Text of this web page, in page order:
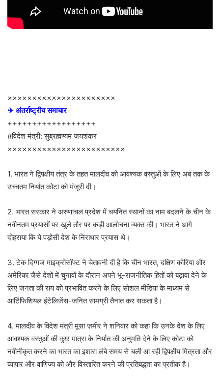
××××××××××××××××××××××
✈ अंतर्राष्ट्रीय समाचार
++++++++++++++++++
#विदेश मंत्री: सुब्रह्मण्यम जयशंकर
××××××××××××××××××××××××
1. भारत ने द्विपक्षीय तंत्र के तहत मालदीव को आवश्यक वस्तुओं के लिए अब तक के
उच्चतम निर्यात कोटा को मंजूरी दी।
2. भारत सरकार ने अरुणाचल प्रदेश में चयनित स्थानों का नाम बदलने के चीन के
नवीनतम प्रयासों पर खुले तौर पर कड़ी आलोचना व्यक्त की। भारत ने आगे
दोहराया कि ये पड़ोसी देश के निराधार प्रयास थे।
3. टेक दिग्गज माइक्रोसॉफ्ट ने चेतावनी दी है कि चीन भारत, दक्षिण कोरिया और
अमेरिका जैसे देशों में चुनावों के दौरान अपने भू-राजनीतिक हितों को बढ़ावा देने के
लिए जनता की राय को प्रभावित करने के लिए सोशल मीडिया के माध्यम से
आर्टिफिशियल इंटेलिजेंस-जनित सामग्री तैनात कर सकता है।
4. मालदीव के विदेश मंत्री मूसा ज़मीर ने शनिवार को कहा कि उनके देश के लिए
आवश्यक वस्तुओं की कुछ मात्रा के निर्यात की अनुमति देने के लिए कोटा को
नवीनीकृत करने का भारत का इशारा लंबे समय से चली आ रही द्विपक्षीय मित्रता और
व्यापार और वाणिज्य को और विस्तारित करने की प्रतिबद्धता का प्रतीक है।